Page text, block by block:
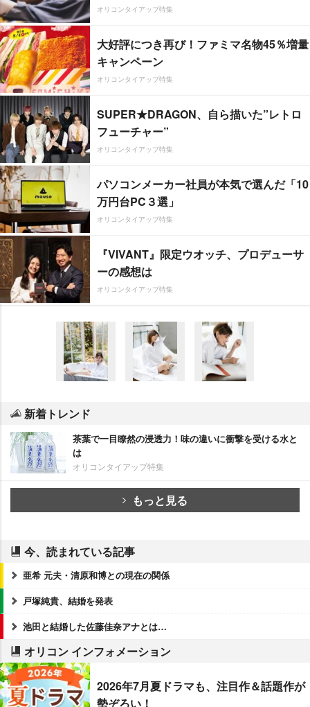
オリコンタイアップ特集
大好評につき再び！ファミマ名物45％増量
キャンペーン
オリコンタイアップ特集
SUPER★DRAGON、自ら描いた”レトロ
フューチャー”
オリコンタイアップ特集
パソコンメーカー社員が本気で選んだ「10
万円台PC３選」
オリコンタイアップ特集
『VIVANT』限定ウオッチ、プロデューサ
ーの感想は
オリコンタイアップ特集
新着トレンド
茶葉で一目瞭然の浸透力！味の違いに衝撃を受ける水と
は
オリコンタイアップ特集
もっと見る
今、読まれている記事
亜希 元夫・清原和博との現在の関係
戸塚純貴、結婚を発表
池田と結婚した佐藤佳奈アナとは…
オリコン インフォメーション
2026年7月夏ドラマも、注目作＆話題作が
勢ぞろい！